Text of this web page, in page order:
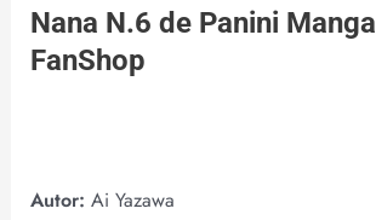
Nana N.6 de Panini Manga
FanShop
Autor: Ai Yazawa